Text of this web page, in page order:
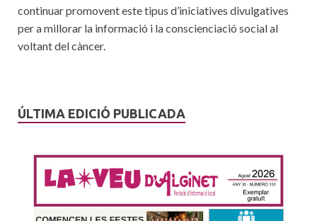
continuar promovent este tipus d’iniciatives divulgatives
per a millorar la informació i la conscienciació social al
voltant del càncer.
ÚLTIMA EDICIÓ PUBLICADA